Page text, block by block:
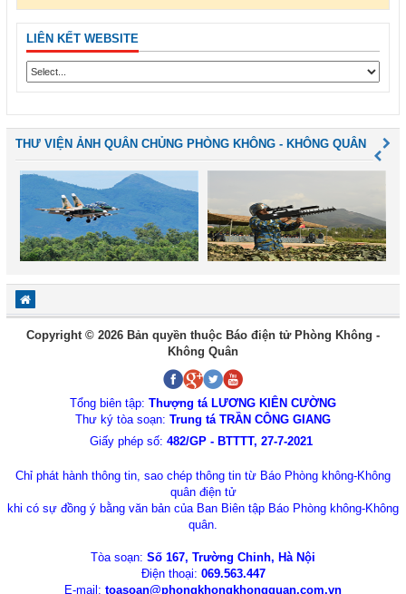
LIÊN KẾT WEBSITE
THƯ VIỆN ẢNH QUÂN CHỦNG PHÒNG KHÔNG - KHÔNG QUÂN
Copyright © 2026 Bản quyền thuộc Báo điện tử Phòng Không -
Không Quân
Tổng biên tập: Thượng tá LƯƠNG KIÊN CƯỜNG
Thư ký tòa soạn: Trung tá TRẦN CÔNG GIANG
Giấy phép số: 482/GP - BTTTT, 27-7-2021
Chỉ phát hành thông tin, sao chép thông tin từ Báo Phòng không-Không
quân điện tử
khi có sự đồng ý bằng văn bản của Ban Biên tập Báo Phòng không-Không
quân.
Tòa soạn: Số 167, Trường Chinh, Hà Nội
Điện thoại: 069.563.447
E-mail: toasoan@phongkhongkhongquan.com.vn